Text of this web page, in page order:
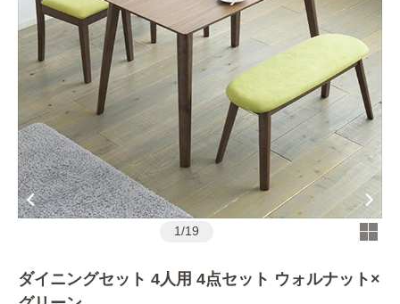
1/19
ダイニングセット 4人用 4点セット ウォルナット×